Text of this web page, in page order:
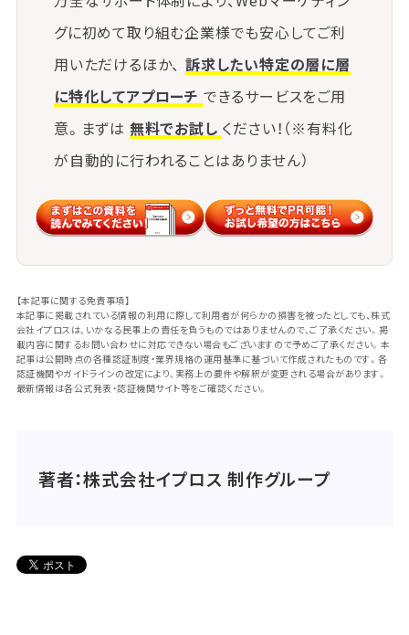
グに初めて取り組む企業様でも安心してご利
用いただけるほか、 訴求したい特定の層に層
に特化してアプローチ できるサービスをご用
意。まずは 無料でお試し ください！（※有料化
が自動的に行われることはありません）
【本記事に関する免責事項】
本記事に掲載されている情報の利用に際して利用者が何らかの損害を被ったとしても、株式
会社イプロスは、いかなる民事上の責任を負うものではありませんので、ご了承ください。掲
載内容に関するお問い合わせに対応できない場合もございますので予めご了承ください。本
記事は公開時点の各種認証制度・業界規格の運用基準に基づいて作成されたものです。各
認証機関やガイドラインの改定により、実務上の要件や解釈が変更される場合があります。
最新情報は各公式発表・認証機関サイト等をご確認ください。
著者：株式会社イプロス 制作グループ